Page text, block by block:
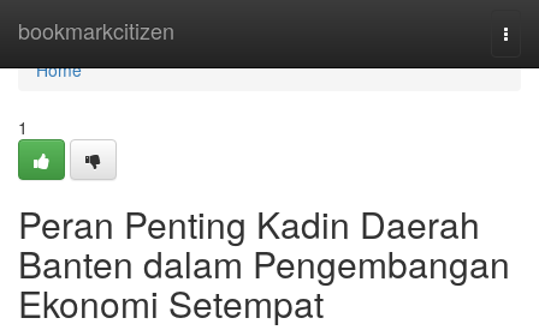
bookmarkcitizen
Home
Home
1
Peran Penting Kadin Daerah
Banten dalam Pengembangan
Ekonomi Setempat